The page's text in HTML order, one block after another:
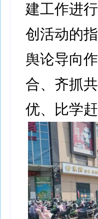
建工作进
创活动的
舆论导向
合、齐抓
优、比学